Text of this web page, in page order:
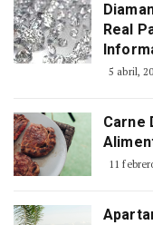
Real
5 abril,
Carne
11